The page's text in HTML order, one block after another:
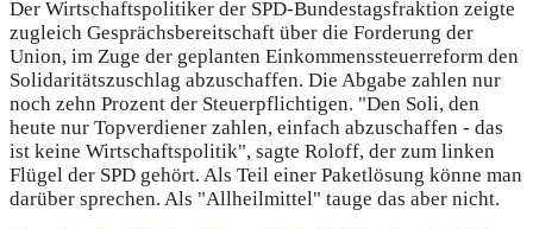
Der Wirtschaftspolitiker der SPD-Bundestagsfraktion zeigte
zugleich Gesprächsbereitschaft über die Forderung der
Union, im Zuge der geplanten Einkommenssteuerreform den
Solidaritätszuschlag abzuschaffen. Die Abgabe zahlen nur
noch zehn Prozent der Steuerpflichtigen. "Den Soli, den
heute nur Topverdiener zahlen, einfach abzuschaffen - das
ist keine Wirtschaftspolitik", sagte Roloff, der zum linken
Flügel der SPD gehört. Als Teil einer Paketlösung könne man
darüber sprechen. Als "Allheilmittel" tauge das aber nicht.